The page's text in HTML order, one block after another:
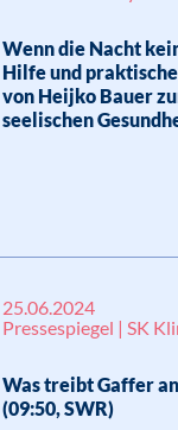
Wenn die Nacht
Hilfe und
von Heijko Bauer
seelischen
25.06.2024
Pressespiegel | SK
Was treibt Gaffer
(09:50, SWR)